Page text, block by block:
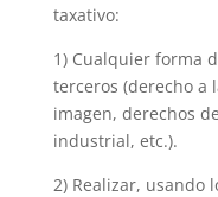
taxativo:
1) Cualquier forma
terceros (derecho a
imagen, derechos
industrial, etc.).
2) Realizar, usando